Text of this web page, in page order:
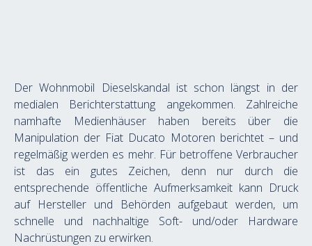
Der Wohnmobil Dieselskandal ist schon längst in der
medialen Berichterstattung angekommen. Zahlreiche
namhafte Medienhäuser haben bereits über die
Manipulation der Fiat Ducato Motoren berichtet – und
regelmäßig werden es mehr. Für betroffene Verbraucher
ist das ein gutes Zeichen, denn nur durch die
entsprechende öffentliche Aufmerksamkeit kann Druck
auf Hersteller und Behörden aufgebaut werden, um
schnelle und nachhaltige Soft- und/oder Hardware
Nachrüstungen zu erwirken.